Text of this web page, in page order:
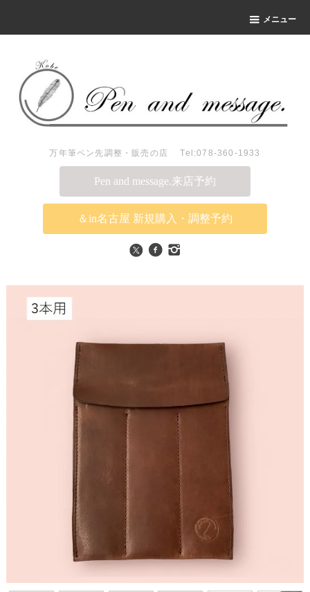
メニュー
万年筆ペン先調整・販売の店 Tel:078-360-1933
Pen and message.来店予約
＆in名古屋 新規購入・調整予約